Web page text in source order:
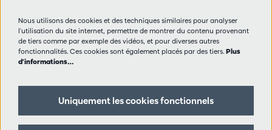
Règlement des visiteurs
Vie privée
Partenaires
Nous utilisons des cookies et des techniques similaires pour analyser
l'utilisation du site internet, permettre de montrer du contenu provenant
de tiers comme par exemple des vidéos, et pour diverses autres
fonctionnalités. Ces cookies sont également placés par des tiers. Plus
d'informations…
Uniquement les cookies fonctionnels